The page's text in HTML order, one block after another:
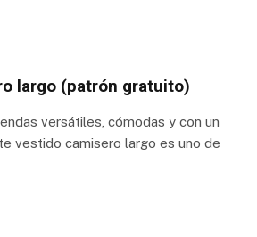
largo (patrón gratuito)
versátiles, cómodas y con un
vestido camisero largo es uno de